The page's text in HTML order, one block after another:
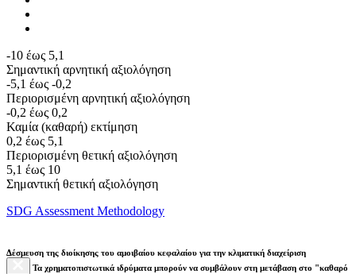
-10 έως 5,1
Σημαντική αρνητική αξιολόγηση
-5,1 έως -0,2
Περιορισμένη αρνητική αξιολόγηση
-0,2 έως 0,2
Καμία (καθαρή) εκτίμηση
0,2 έως 5,1
Περιορισμένη θετική αξιολόγηση
5,1 έως 10
Σημαντική θετική αξιολόγηση
SDG Assessment Methodology
Δέσμευση της διοίκησης του αμοιβαίου κεφαλαίου για την κλιματική διαχείριση
Τα χρηματοπιστωτικά ιδρύματα μπορούν να συμβάλουν στη μετάβαση στο "καθαρό